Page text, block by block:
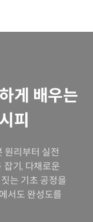
게 배우는
피
원리부터 실전
잡기, 다채로운
는 기초 공정을
서도 완성도를